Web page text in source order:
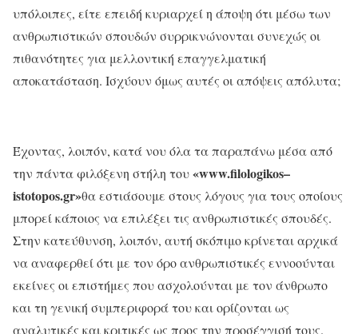
υπόλοιπες, είτε επειδή κυριαρχεί η άποψη ότι μέσω των
ανθρωπιστικών σπουδών συρρικνώνονται συνεχώς οι
πιθανότητες για μελλοντική επαγγελματική
αποκατάσταση. Ισχύουν όμως αυτές οι απόψεις απόλυτα;
Έχοντας, λοιπόν, κατά νου όλα τα παραπάνω μέσα από
την πάντα φιλόξενη στήλη του«www.filologikos–
istotopos.gr»θα εστιάσουμε στους λόγους για τους οποίους
μπορεί κάποιος να επιλέξει τις ανθρωπιστικές σπουδές.
Στην κατεύθυνση, λοιπόν, αυτή σκόπιμο κρίνεται αρχικά
να αναφερθεί ότι με τον όρο ανθρωπιστικές εννοούνται
εκείνες οι επιστήμες που ασχολούνται με τον άνθρωπο
και τη γενική συμπεριφορά του και ορίζονται ως
αναλυτικές και κριτικές ως προς την προσέγγισή τους.